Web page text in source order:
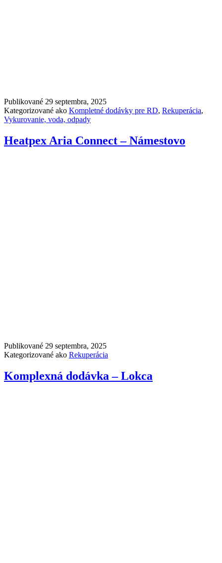
Publikované 29 septembra, 2025
Kategorizované ako Kompletné dodávky pre RD, Rekuperácia,
Vykurovanie, voda, odpady
Heatpex Aria Connect – Námestovo
Publikované 29 septembra, 2025
Kategorizované ako Rekuperácia
Komplexná dodávka – Lokca